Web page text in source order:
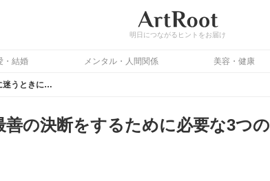
明日につながるヒントをお届け
・結婚 メンタル・人間関係 美容・健康
選択肢に迷うときに最善の決断をするために必要な3つの考え方
の決断をするために必要な3つの